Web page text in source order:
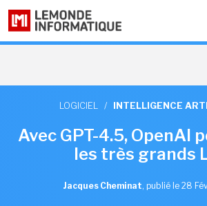
LOGICIEL / INTELLIGENCE
Avec GPT-4.5, OpenAI
les très grands
Jacques Cheminat, publié le 28